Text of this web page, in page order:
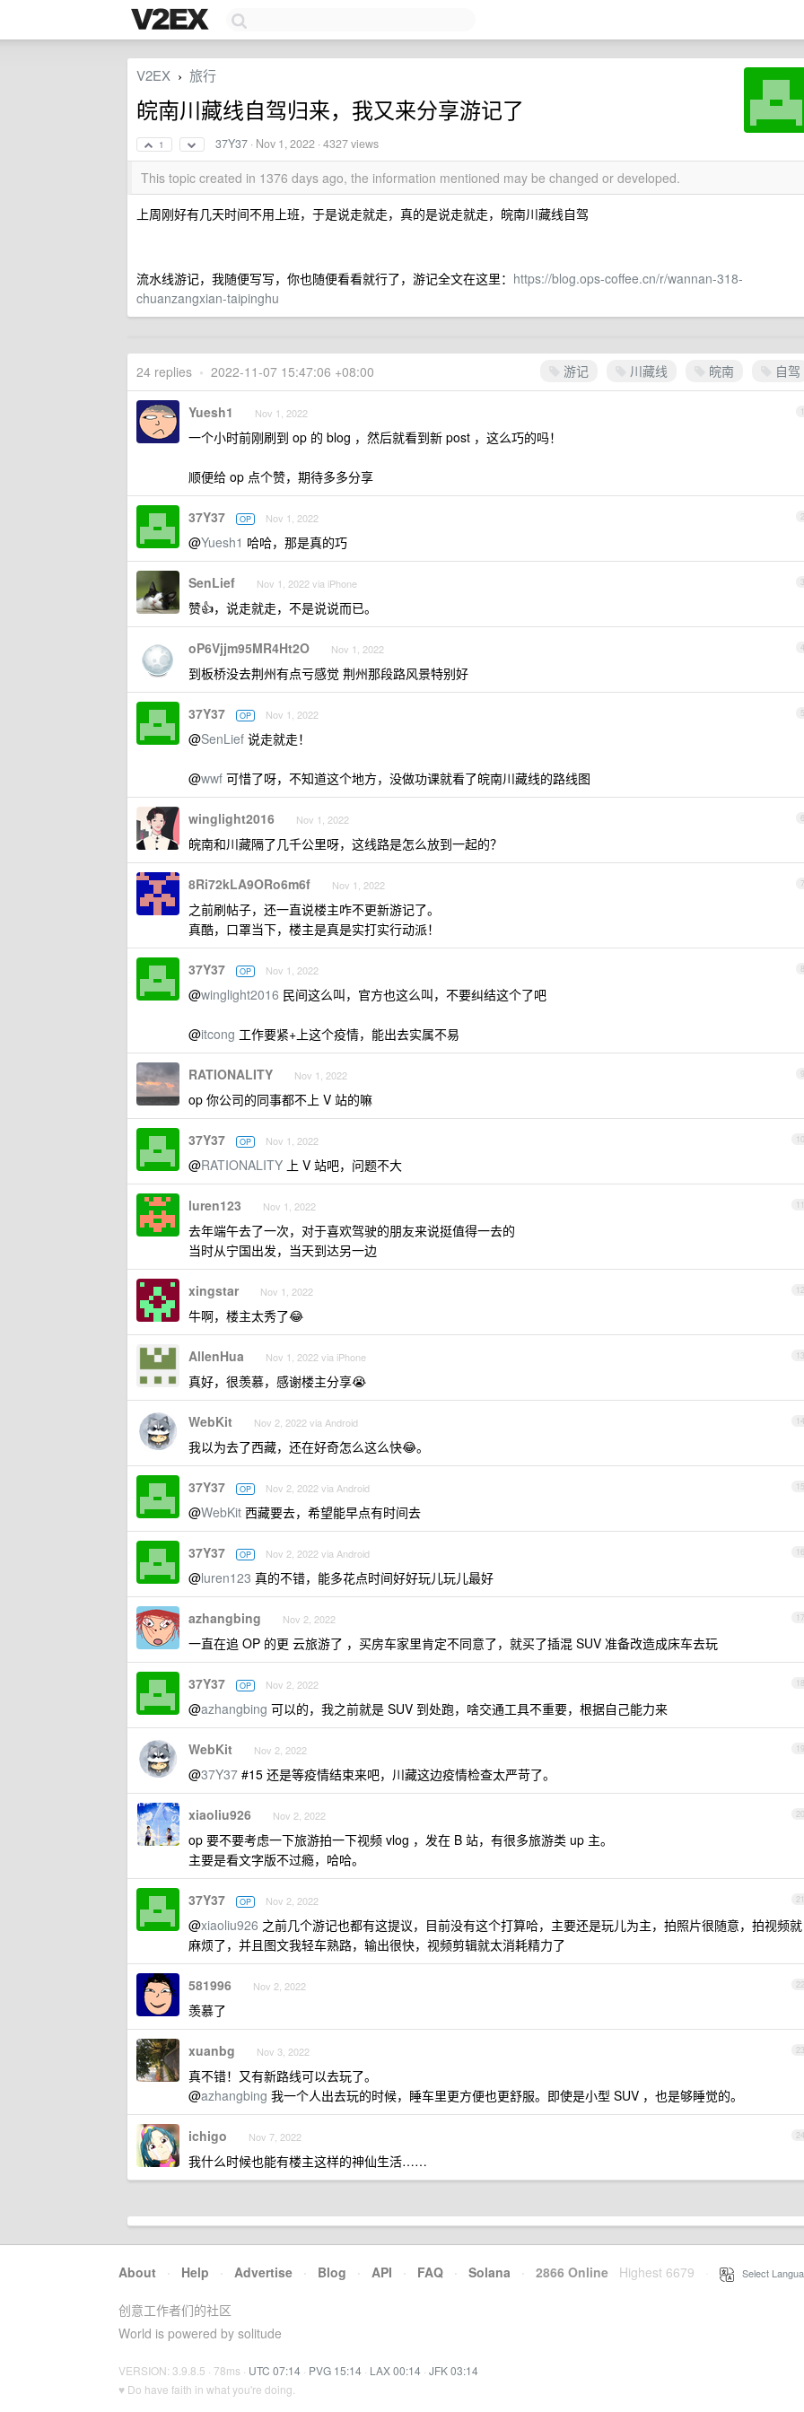
V2EX › 旅行
皖南川藏线自驾归来，我又来分享游记了
1 37Y37 · Nov 1, 2022 · 4327 views
This topic created in 1376 days ago, the information mentioned may be changed or developed.
上周刚好有几天时间不用上班，于是说走就走，真的是说走就走，皖南川藏线自驾
流水线游记，我随便写写，你也随便看看就行了，游记全文在这里： https://blog.ops-coffee.cn/r/wannan-318-
chuanzangxian-taipinghu
游记 川藏线 皖南 自驾
24 replies • 2022-11-07 15:47:06 +08:00
1
Yuesh1 Nov 1, 2022
一个小时前刚刷到 op 的 blog ，然后就看到新 post ，这么巧的吗！
顺便给 op 点个赞，期待多多分享
2
37Y37 OP Nov 1, 2022
@Yuesh1 哈哈，那是真的巧
3
SenLief Nov 1, 2022 via iPhone
赞👍，说走就走，不是说说而已。
4
oP6Vjjm95MR4Ht2O Nov 1, 2022
到板桥没去荆州有点亏感觉 荆州那段路风景特别好
5
37Y37 OP Nov 1, 2022
@SenLief 说走就走！
@wwf 可惜了呀，不知道这个地方，没做功课就看了皖南川藏线的路线图
6
winglight2016 Nov 1, 2022
皖南和川藏隔了几千公里呀，这线路是怎么放到一起的？
7
8Ri72kLA9ORo6m6f Nov 1, 2022
之前刷帖子，还一直说楼主咋不更新游记了。
真酷，口罩当下，楼主是真是实打实行动派！
8
37Y37 OP Nov 1, 2022
@winglight2016 民间这么叫，官方也这么叫，不要纠结这个了吧
@itcong 工作要紧+上这个疫情，能出去实属不易
9
RATIONALITY Nov 1, 2022
op 你公司的同事都不上 V 站的嘛
10
37Y37 OP Nov 1, 2022
@RATIONALITY 上 V 站吧，问题不大
11
luren123 Nov 1, 2022
去年端午去了一次，对于喜欢驾驶的朋友来说挺值得一去的
当时从宁国出发，当天到达另一边
12
xingstar Nov 1, 2022
牛啊，楼主太秀了😂
13
AllenHua Nov 1, 2022 via iPhone
真好，很羡慕，感谢楼主分享😭
14
WebKit Nov 2, 2022 via Android
我以为去了西藏，还在好奇怎么这么快😂。
15
37Y37 OP Nov 2, 2022 via Android
@WebKit 西藏要去，希望能早点有时间去
16
37Y37 OP Nov 2, 2022 via Android
@luren123 真的不错，能多花点时间好好玩儿玩儿最好
17
azhangbing Nov 2, 2022
一直在追 OP 的更 云旅游了 ，买房车家里肯定不同意了，就买了插混 SUV 准备改造成床车去玩
18
37Y37 OP Nov 2, 2022
@azhangbing 可以的，我之前就是 SUV 到处跑，啥交通工具不重要，根据自己能力来
19
WebKit Nov 2, 2022
@37Y37 #15 还是等疫情结束来吧，川藏这边疫情检查太严苛了。
20
xiaoliu926 Nov 2, 2022
op 要不要考虑一下旅游拍一下视频 vlog ，发在 B 站，有很多旅游类 up 主。
主要是看文字版不过瘾，哈哈。
21
37Y37 OP Nov 2, 2022
@xiaoliu926 之前几个游记也都有这提议，目前没有这个打算哈，主要还是玩儿为主，拍照片很随意，拍视频就
麻烦了，并且图文我轻车熟路，输出很快，视频剪辑就太消耗精力了
22
581996 Nov 2, 2022
羡慕了
23
xuanbg Nov 3, 2022
真不错！又有新路线可以去玩了。
@azhangbing 我一个人出去玩的时候，睡车里更方便也更舒服。即使是小型 SUV ，也是够睡觉的。
24
ichigo Nov 7, 2022
我什么时候也能有楼主这样的神仙生活……
About · Help · Advertise · Blog · API · FAQ · Solana · 2866 Online Highest 6679 Select
创意工作者们的社区
World is powered by solitude
VERSION: 3.9.8.5 · 78ms · UTC 07:14 · PVG 15:14 · LAX 00:14 · JFK 03:14
♥ Do have faith in what you're doing.